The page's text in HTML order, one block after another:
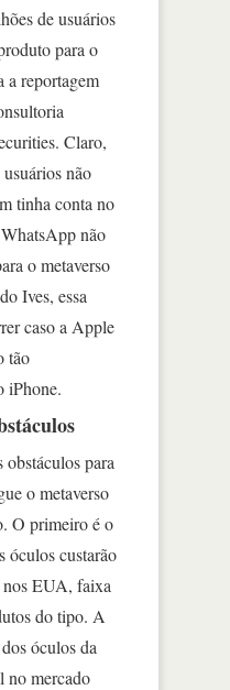
de usuários
para o
a reportagem
Claro,
não
tinha conta no
não
o metaverso
Ives, essa
caso a Apple
tão
iPhone.
para
o metaverso
O primeiro é o
óculos custarão
EUA, faixa
do tipo. A
óculos da
no mercado